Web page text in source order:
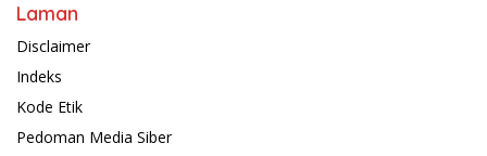
Laman
Disclaimer
Indeks
Kode Etik
Pedoman Media Siber